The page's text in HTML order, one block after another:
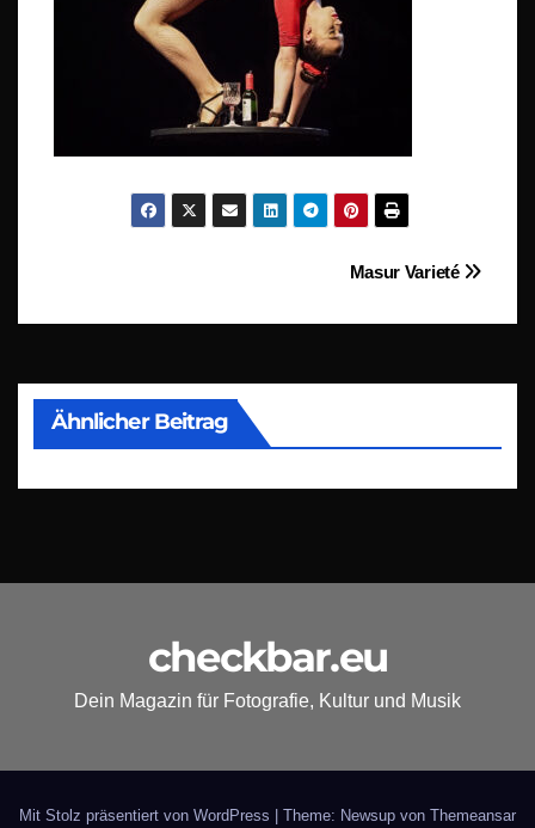
BeitragsnavigationMasur Varieté
Ähnlicher Beitrag
checkbar.eu
Dein Magazin für Fotografie, Kultur und Musik
Mit Stolz präsentiert von WordPress | Theme: Newsup von Themeansar